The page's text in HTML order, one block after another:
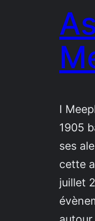
I
1905
ses
cette
juillet